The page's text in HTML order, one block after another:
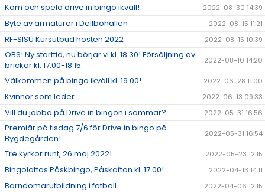
Kom och spela drive in bingo ikväll! 2022-08-30 14:39
Byte av armaturer i Dellbohallen 2022-08-15 11:21
RF-SISU Kursutbud hösten 2022 2022-08-15 10:39
OBS! Ny starttid, nu börjar vi kl. 18.30! Försäljning av
brickor kl. 17.00-18.15.
2022-08-10 14:20
Välkommen på bingo ikväll kl. 19.00! 2022-06-28 11:00
Kvinnor som leder 2022-06-13 09:33
Vill du jobba på Drive in bingon i sommar? 2022-05-31 16:56
Premiär på tisdag 7/6 för Drive in bingo på
Bygdegården!
2022-05-31 16:54
Tre kyrkor runt, 26 maj 2022! 2022-05-23 12:15
Bingolottos Påskbingo, Påskafton kl. 17.00! 2022-04-13 14:11
Barndomarutbildning i fotboll 2022-04-06 12:15